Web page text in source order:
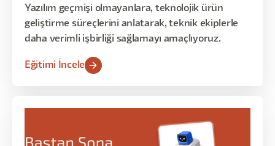
Yazılım geçmişi olmayanlara, teknolojik ürün
geliştirme süreçlerini anlatarak, teknik ekiplerle
daha verimli işbirliği sağlamayı amaçlıyoruz.
Eğitimi İncele